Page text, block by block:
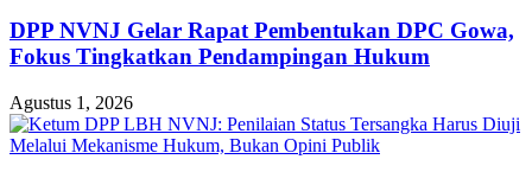
DPP NVNJ Gelar Rapat Pembentukan DPC Gowa,
Fokus Tingkatkan Pendampingan Hukum
Agustus 1, 2026